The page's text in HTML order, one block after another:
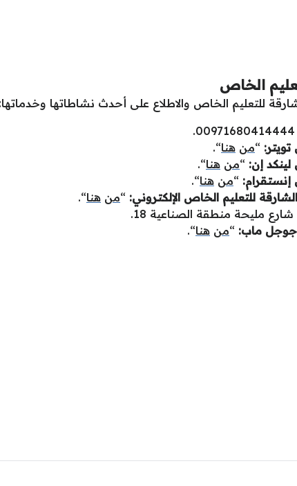
الخاص
للتعليم الخاص والاطلاع على أحدث نشاطاتها
“من هنا“.
إن: “من هنا“.
“من هنا“.
للتعليم الخاص الإلكتروني: “من هنا“.
شارع مليحة منطقة الصناعية 18.
جوجل ماب: “من هنا“.